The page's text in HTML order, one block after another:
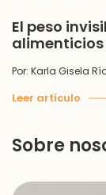
El peso
alimenticios
Por: Karla Gisela
Leer artículo
Sobre